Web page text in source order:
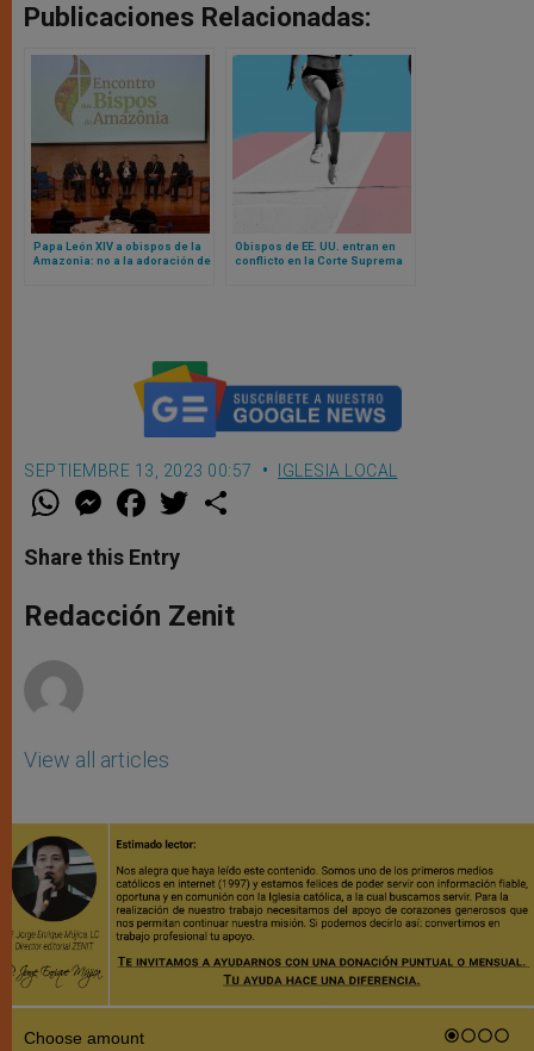
Publicaciones Relacionadas:
Papa León XIV a obispos de la
Amazonia: no a la adoración de
Obispos de EE. UU. entran en
conflicto en la Corte Suprema
SEPTIEMBRE 13, 2023 00:57 IGLESIA LOCAL
W
t
s
p
p
M
e
s
e
g
e
F
a
e
b
o
k
w
r
Share this Entry
Redacción Zenit
View all articles